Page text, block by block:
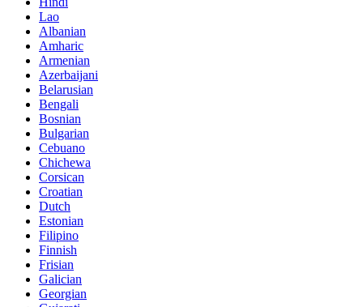
Lao
Albanian
Amharic
Armenian
Azerbaijani
Belarusian
Bengali
Bosnian
Bulgarian
Cebuano
Chichewa
Corsican
Croatian
Dutch
Estonian
Filipino
Finnish
Frisian
Galician
Georgian